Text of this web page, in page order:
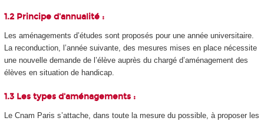
1.2 Principe d'annualité :
Les aménagements d’études sont proposés pour une année universitaire.
La reconduction, l’année suivante, des mesures mises en place nécessite
une nouvelle demande de l’élève auprès du chargé d’aménagement des
élèves en situation de handicap.
1.3 Les types d'aménagements :
Le Cnam Paris s’attache, dans toute la mesure du possible, à proposer les